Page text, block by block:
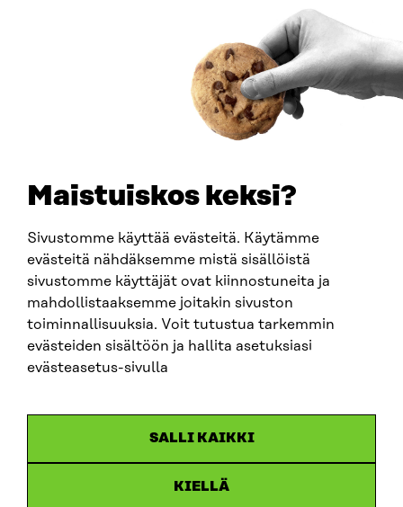
Maistuiskos keksi?
Sivustomme käyttää evästeitä. Käytämme
evästeitä nähdäksemme mistä sisällöistä
sivustomme käyttäjät ovat kiinnostuneita ja
mahdollistaaksemme joitakin sivuston
toiminnallisuuksia. Voit tutustua tarkemmin
evästeiden sisältöön ja hallita asetuksiasi
evästeasetus-sivulla
SALLI KAIKKI
KIELLÄ
SITRA SOSIAALISESSA MEDIASSA
LinkedIn
Instagram
YouTube